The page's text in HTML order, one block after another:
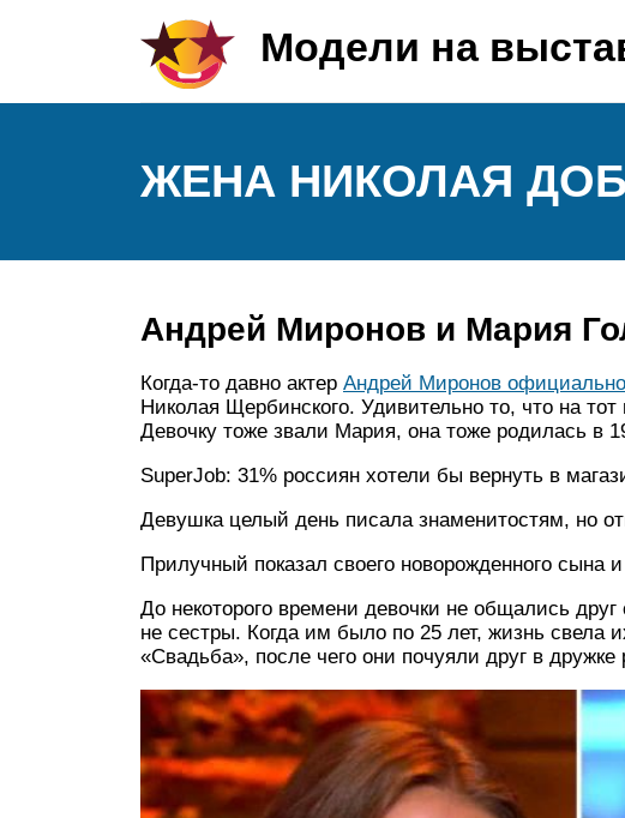
Модели на
ЖЕНА НИКОЛАЯ
Андрей Миронов и Мария
Когда-то давно актер Андрей Миронов
Николая Щербинского. Удивительно то, что на
Девочку тоже звали Мария, она тоже родилась в
SuperJob: 31% россиян хотели бы вернуть в
Девушка целый день писала знаменитостям, но
Прилучный показал своего новорожденного сына
До некоторого времени девочки не общались
не сестры. Когда им было по 25 лет, жизнь
«Свадьба», после чего они почуяли друг в